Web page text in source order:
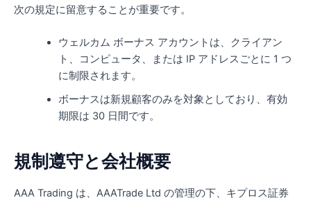
次の規定に留意することが重要です。
ウェルカム ボーナス アカウントは、クライアン
ト、コンピュータ、または IP アドレスごとに 1 つ
に制限されます。
ボーナスは新規顧客のみを対象としており、有効
期限は 30 日間です。
規制遵守と会社概要
AAA Trading は、AAATrade Ltd の管理の下、キプロス証券